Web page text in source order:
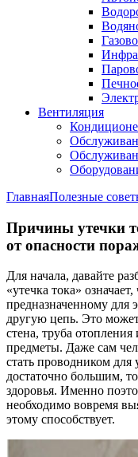
Вентиляция
ГлавнаяПолезные
Причины утечки
от опасности
Для начала, давайте
«утечка тока»
предназначенному для
другую цепь. Это
стена, труба
предметы. Даже сам
стать проводником для
достаточно большим,
здоровья. Именно
необходимо вовремя
этому способствует.